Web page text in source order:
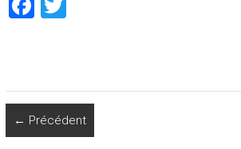
o
ok
← Précédent